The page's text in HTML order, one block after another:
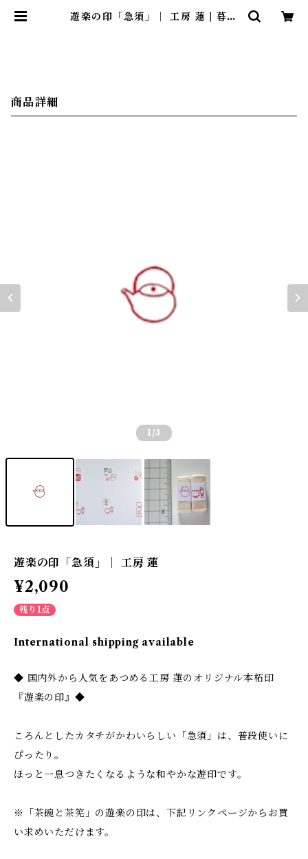
遊楽の印「急須」｜ 工房 蓮 | 暮ら
商品詳細
1 /3
遊楽の印「急須」｜ 工房 蓮
¥2,090
残り1点
International shipping available
◆ 国内外から人気をあつめる工房 蓮のオリジナル本柘印
『遊楽の印』◆
ころんとしたカタチがかわいらしい「急須」は、普段使いに
ぴったり。
ほっと一息つきたくなるような和やかな遊印です。
※「茶碗と茶筅」の遊楽の印は、下記リンクページからお買
い求めいただけます。